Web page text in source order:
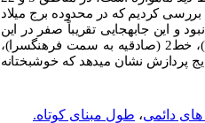
کردیم که در محدوده برج میلاد
و این جابهجایی تقریباً صفر در این
نواحی محاسبه شده است، در متروی تهران وضعیت سه مسیر اصلی؛ خط 1 (کهریزک به سمت تجریش)، خط2 (صادقیه به سمت فرهنگسرا)،
پردازش نشان می­دهد که خوشبختانه
دائمی، طول مبنای کوتاه.